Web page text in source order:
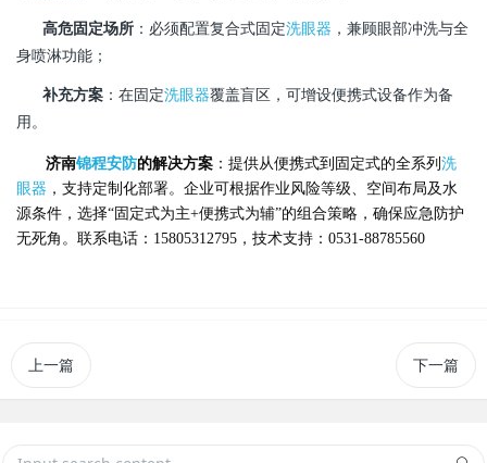
高危固定场所 ：必须配置复合式固定洗眼器 ，兼顾眼部冲洗与全
身喷淋功能；
补充方案 ：在固定洗眼器覆盖盲区，可增设便携式设备作为备
用。
济南锦程安防的解决方案 ：提供从便携式到固定式的全系列 洗
眼器 ，支持定制化部署。企业可根据作业风险等级、空间布局及水
源条件，选择“固定式为主+便携式为辅”的组合策略，确保应急防护
无死角。联系电话：15805312795，技术支持：0531-88785560
上一篇 下一篇